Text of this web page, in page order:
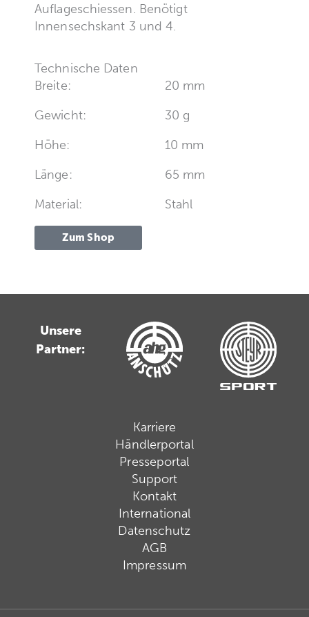
Auflageschiessen. Benötigt
Innensechskant 3 und 4.
Technische Daten
Breite:
20 mm
Gewicht:
30 g
Höhe:
10 mm
Länge:
65 mm
Material:
Stahl
Zum Shop
Unsere
Partner:
Karriere
Händlerportal
Presseportal
Support
Kontakt
International
Datenschutz
AGB
Impressum